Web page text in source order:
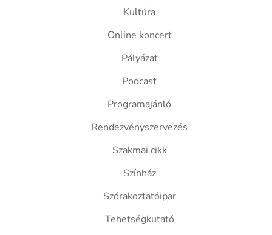
Kultúra
Online koncert
Pályázat
Podcast
Programajánló
Rendezvényszervezés
Szakmai cikk
Színház
Szórakoztatóipar
Tehetségkutató